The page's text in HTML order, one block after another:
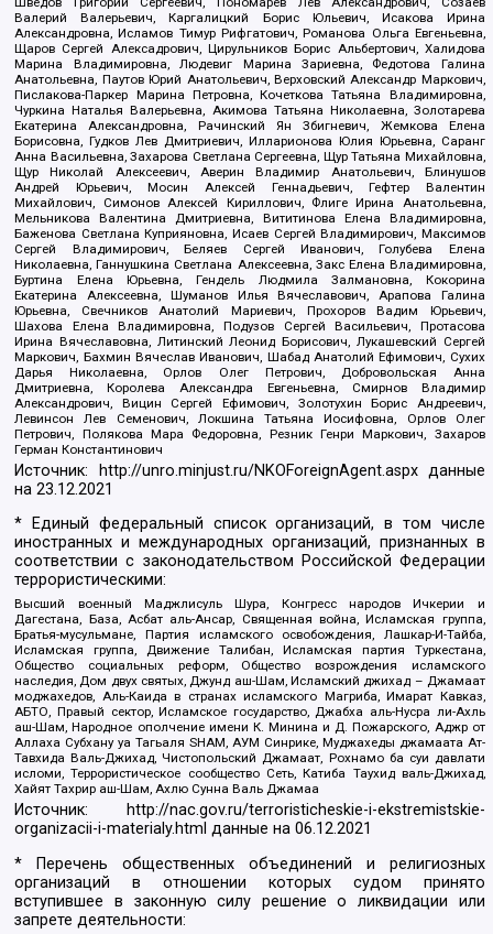
Валерий Валерьевич, Каргалицкий Борис Юльевич, Исакова Ирина
Александровна, Исламов Тимур Рифгатович, Романова Ольга Евгеньевна,
Щаров Сергей Алексадрович, Цирульников Борис Альбертович, Халидова
Марина Владимировна, Людевиг Марина Зариевна, Федотова Галина
Анатольевна, Паутов Юрий Анатольевич, Верховский Александр Маркович,
Пислакова-Паркер Марина Петровна, Кочеткова Татьяна Владимировна,
Чуркина Наталья Валерьевна, Акимова Татьяна Николаевна, Золотарева
Екатерина Александровна, Рачинский Ян Збигневич, Жемкова Елена
Борисовна, Гудков Лев Дмитриевич, Илларионова Юлия Юрьевна, Саранг
Анна Васильевна, Захарова Светлана Сергеевна, Щур Татьяна Михайловна,
Щур Николай Алексеевич, Аверин Владимир Анатольевич, Блинушов
Андрей Юрьевич, Мосин Алексей Геннадьевич, Гефтер Валентин
Михайлович, Симонов Алексей Кириллович, Флиге Ирина Анатольевна,
Мельникова Валентина Дмитриевна, Вититинова Елена Владимировна,
Баженова Светлана Куприяновна, Исаев Сергей Владимирович, Максимов
Сергей Владимирович, Беляев Сергей Иванович, Голубева Елена
Николаевна, Ганнушкина Светлана Алексеевна, Закс Елена Владимировна,
Буртина Елена Юрьевна, Гендель Людмила Залмановна, Кокорина
Екатерина Алексеевна, Шуманов Илья Вячеславович, Арапова Галина
Юрьевна, Свечников Анатолий Мариевич, Прохоров Вадим Юрьевич,
Шахова Елена Владимировна, Подузов Сергей Васильевич, Протасова
Ирина Вячеславовна, Литинский Леонид Борисович, Лукашевский Сергей
Маркович, Бахмин Вячеслав Иванович, Шабад Анатолий Ефимович, Сухих
Дарья Николаевна, Орлов Олег Петрович, Добровольская Анна
Дмитриевна, Королева Александра Евгеньевна, Смирнов Владимир
Александрович, Вицин Сергей Ефимович, Золотухин Борис Андреевич,
Левинсон Лев Семенович, Локшина Татьяна Иосифовна, Орлов Олег
Петрович, Полякова Мара Федоровна, Резник Генри Маркович, Захаров
Герман Константинович
Источник: http://unro.minjust.ru/NKOForeignAgent.aspxданные
на23.12.2021
* Единый федеральный список организаций, в том числе
иностранных и международных организаций, признанных в
соответствии с законодательством Российской Федерации
террористическими:
Высший военный Маджлисуль Шура, Конгресс народов Ичкерии и
Дагестана, База, Асбат аль-Ансар, Священная война, Исламская группа,
Братья-мусульмане, Партия исламского освобождения, Лашкар-И-Тайба,
Исламская группа, Движение Талибан, Исламская партия Туркестана,
Общество социальных реформ, Общество возрождения исламского
наследия, Дом двух святых, Джунд аш-Шам, Исламский джихад – Джамаат
моджахедов, Аль-Каида в странах исламского Магриба, Имарат Кавказ,
АБТО, Правый сектор, Исламское государство, Джабха аль-Нусра ли-Ахль
аш-Шам, Народное ополчение имени К. Минина и Д. Пожарского, Аджр от
Аллаха Субхану уа Тагьаля SHAM, АУМ Синрике, Муджахеды джамаата Ат-
Тавхида Валь-Джихад, Чистопольский Джамаат, Рохнамо ба суи давлати
исломи, Террористическое сообщество Сеть, Катиба Таухид валь-Джихад,
Хайят Тахрир аш-Шам, Ахлю Сунна Валь Джамаа
Источник: http://nac.gov.ru/terroristicheskie-i-ekstremistskie-
organizacii-i-materialy.html данные на06.12.2021
* Перечень общественных объединений и религиозных
организаций в отношении которых судом принято
вступившее в законную силу решение о ликвидации или
запрете деятельности: